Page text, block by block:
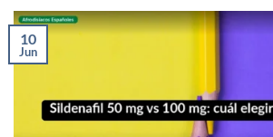
10
Jun